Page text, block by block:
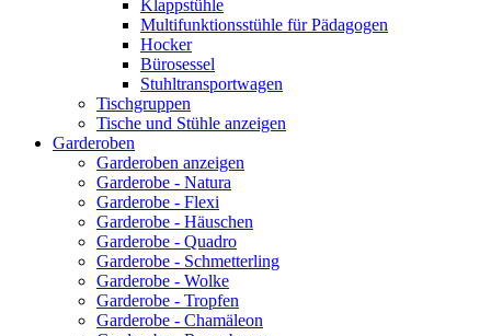
Klappstühle
Multifunktionsstühle für Pädagogen
Hocker
Bürosessel
Stuhltransportwagen
Tischgruppen
Tische und Stühle anzeigen
Garderoben
Garderoben anzeigen
Garderobe - Natura
Garderobe - Flexi
Garderobe - Häuschen
Garderobe - Quadro
Garderobe - Schmetterling
Garderobe - Wolke
Garderobe - Tropfen
Garderobe - Chamäleon